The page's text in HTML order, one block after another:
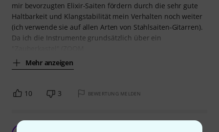
mir bevorzugten Elixir-Saiten fördern durch die sehr gute
Haltbarkeit und Klangstabilität mein Verhalten noch weiter
(ich verwende sie auf allen Arten von Stahlsaiten-Gitarren).
Da ich die Instrumente grundsätzlich über ein
Mehr anzeigen
10 3 BEWERTUNG MELDEN